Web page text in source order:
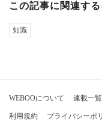
この記事に関連す
知識
WEBOOについて 連載一覧
利用規約 プライバシーポ